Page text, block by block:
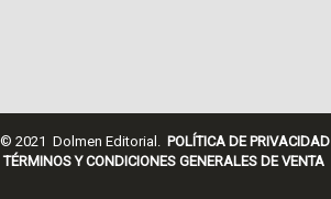
© 2021 Dolmen Editorial. POLÍTICA DE PRIVACIDAD
TÉRMINOS Y CONDICIONES GENERALES DE VENTA